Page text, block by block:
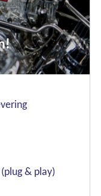
& play)